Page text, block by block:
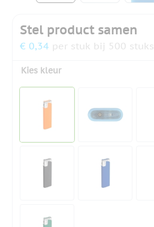
Stel product samen
€ 0,34 per stuk bij 500 stuks
Kies kleur